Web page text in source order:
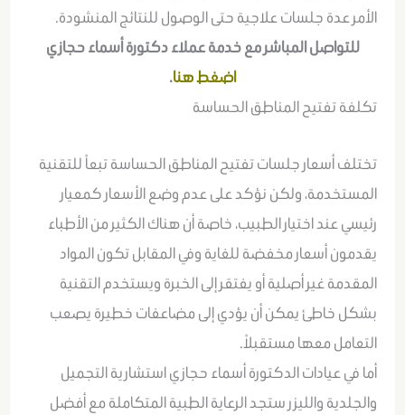
الأمر عدة جلسات علاجية حتى الوصول للنتائج المنشودة.
للتواصل المباشر مع خدمة عملاء دكتورة أسماء حجازي
اضغطهنا.
تكلفة تفتيح المناطق الحساسة
تختلف أسعار جلسات تفتيح المناطق الحساسة تبعاً للتقنية
المستخدمة، ولكن نؤكد على عدم وضع الأسعار كمعيار
رئيسي عند اختيار الطبيب، خاصة أن هناك الكثير من الأطباء
يقدمون أسعار مخفضة للغاية وفي المقابل تكون المواد
المقدمة غير أصلية أو يفتقر إلى الخبرة ويستخدم التقنية
بشكل خاطئ يمكن أن يؤدي إلى مضاعفات خطيرة يصعب
التعامل معها مستقبلاً.
أما في عيادات الدكتورة أسماء حجازي استشارية التجميل
والجلدية والليزر ستجد الرعاية الطبية المتكاملة مع أفضل